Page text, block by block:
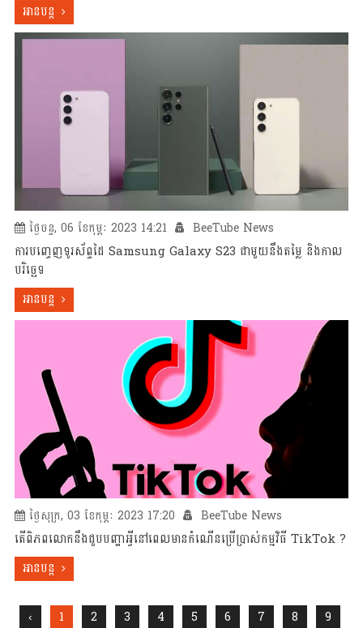
អានបន្ត
ថ្ងៃចន្ទ, 06 ខែកុម្ភៈ 2023 14:21 BeeTube News
ការបញ្ចេញទូរស័ព្ទដៃ Samsung Galaxy S23 ជាមួយនឹងតម្លៃ និងកាល
បរិច្ឆេទ
អានបន្ត
ថ្ងៃសុក្រ, 03 ខែកុម្ភៈ 2023 17:20 BeeTube News
តើពិភពលោកនឹងជួបបញ្ហាអ្វីនៅពេលមានកំណើនប្រើប្រាស់កម្មវិធី TikTok ?
អានបន្ត
‹ 1 2 3 4 5 6 7 8
9